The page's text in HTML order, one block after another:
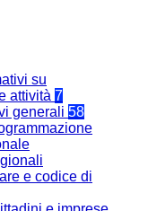
su
attività 7
generali 58
e codice di